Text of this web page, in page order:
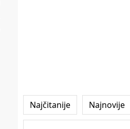
Najčitanije Najnovije